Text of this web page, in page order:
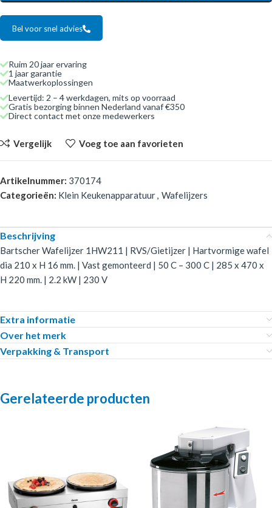
Bel voor snel advies
Ruim 20 jaar ervaring
1 jaar garantie
Maatwerkoplossingen
Levertijd: 2 – 4 werkdagen, mits op voorraad
Gratis bezorging binnen Nederland vanaf €350
Direct contact met onze medewerkers
Vergelijk Voeg toe aan favorieten
Artikelnummer: 370174
Categorieën: Klein Keukenapparatuur, Wafelijzers
Beschrijving
Bartscher Wafelijzer 1HW211 | RVS/Gietijzer | Hartvormige wafel
dia 210 x H 16 mm. | Vast gemonteerd | 50 C – 300 C | 285 x 470 x
H 220 mm. | 2.2 kW | 230 V
Extra informatie
Over het merk
Verpakking & Transport
Gerelateerde producten